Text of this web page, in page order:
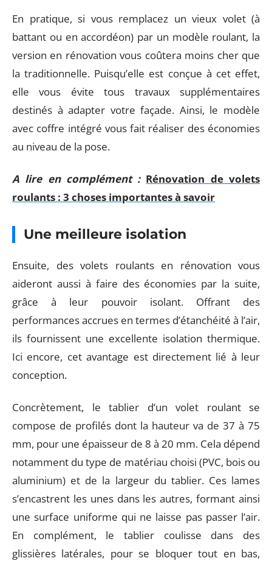
En pratique, si vous remplacez un vieux volet (à
battant ou en accordéon) par un modèle roulant, la
version en rénovation vous coûtera moins cher que
la traditionnelle. Puisqu’elle est conçue à cet effet,
elle vous évite tous travaux supplémentaires
destinés à adapter votre façade. Ainsi, le modèle
avec coffre intégré vous fait réaliser des économies
au niveau de la pose.
A lire en complément : Rénovation de volets
roulants : 3 choses importantes à savoir
Une meilleure isolation
Ensuite, des volets roulants en rénovation vous
aideront aussi à faire des économies par la suite,
grâce à leur pouvoir isolant. Offrant des
performances accrues en termes d’étanchéité à l’air,
ils fournissent une excellente isolation thermique.
Ici encore, cet avantage est directement lié à leur
conception.
Concrètement, le tablier d’un volet roulant se
compose de profilés dont la hauteur va de 37 à 75
mm, pour une épaisseur de 8 à 20 mm. Cela dépend
notamment du type de matériau choisi (PVC, bois ou
aluminium) et de la largeur du tablier. Ces lames
s’encastrent les unes dans les autres, formant ainsi
une surface uniforme qui ne laisse pas passer l’air.
En complément, le tablier coulisse dans des
glissières latérales, pour se bloquer tout en bas,